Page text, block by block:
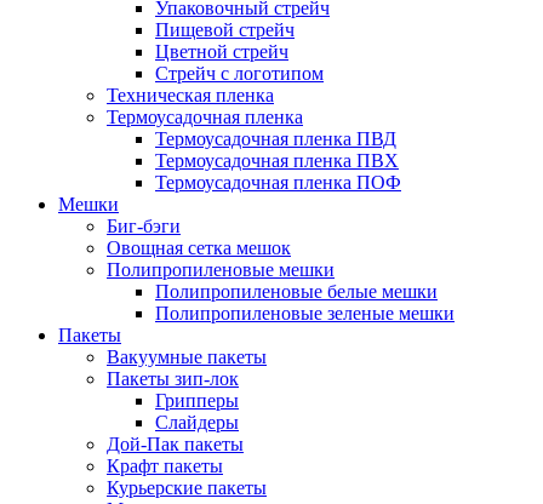
Упаковочный стрейч
Пищевой стрейч
Цветной стрейч
Стрейч с логотипом
Техническая пленка
Термоусадочная пленка
Термоусадочная пленка ПВД
Термоусадочная пленка ПВХ
Термоусадочная пленка ПОФ
Мешки
Биг-бэги
Овощная сетка мешок
Полипропиленовые мешки
Полипропиленовые белые мешки
Полипропиленовые зеленые мешки
Пакеты
Вакуумные пакеты
Пакеты зип-лок
Грипперы
Слайдеры
Дой-Пак пакеты
Крафт пакеты
Курьерские пакеты